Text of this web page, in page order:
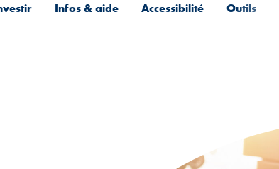
Infos & aide Accessibilité Outils